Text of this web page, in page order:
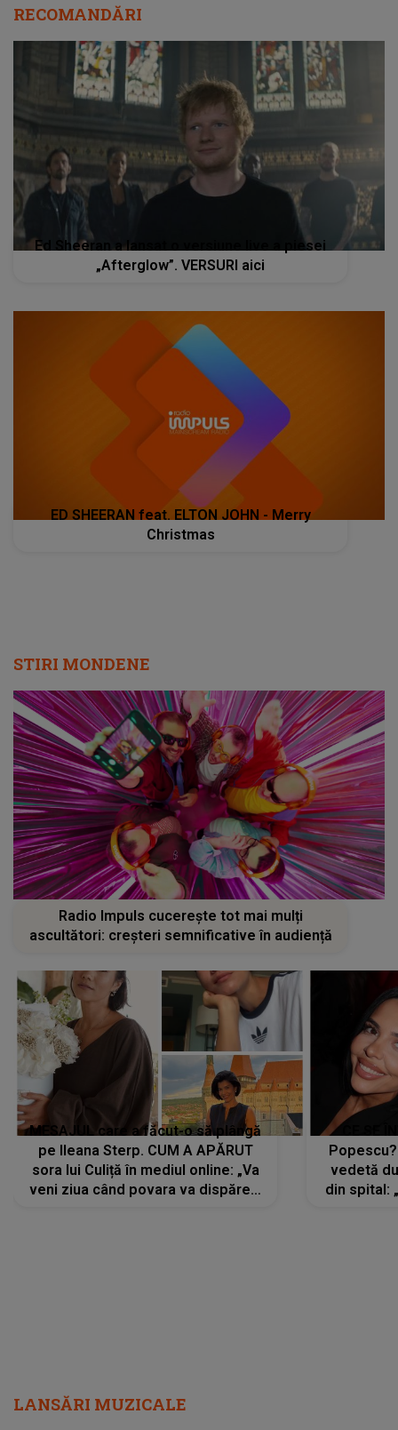
RECOMANDĂRI
Ed Sheeran a lansat o versiune live a piesei
„Afterglow”. VERSURI aici
ED SHEERAN feat. ELTON JOHN - Merry
Christmas
STIRI MONDENE
Radio Impuls cucerește tot mai mulți
ascultători: creșteri semnificative în audiență
MESAJUL care a făcut-o să plângă
pe Ileana Sterp. CUM A APĂRUT
sora lui Culiță în mediul online: „Va
veni ziua când povara va dispărea,
vedetă
din spital:
LANSĂRI MUZICALE